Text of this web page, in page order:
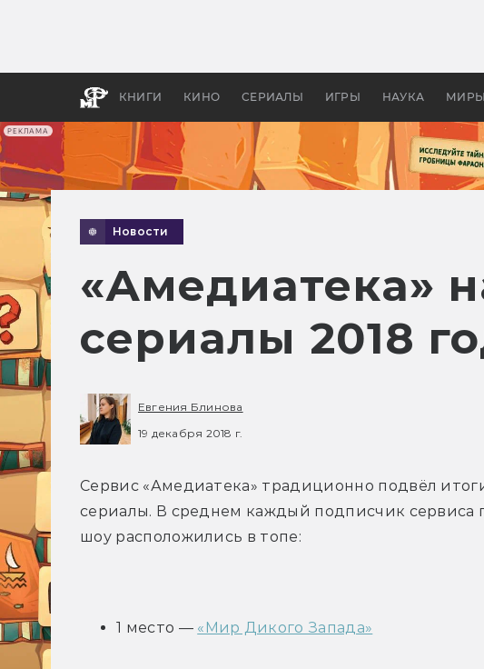
РЕКЛАМА
КНИГИ КИНО СЕРИАЛЫ ИГРЫ НАУКА МИРЫ
апокалипсис, в
Новости
«Амедиатека»
сериалы 2018
Евгения Блинова
19 декабря 2018 г.
Сервис «Амедиатека» традиционно подвёл
сериалы. В среднем каждый подписчик сервиса
шоу расположились в топе:
1 место — «Мир Дикого Запада»